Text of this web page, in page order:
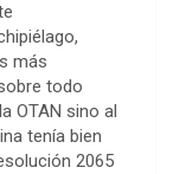
más
todo
OTAN sino al
tenía bien
2065